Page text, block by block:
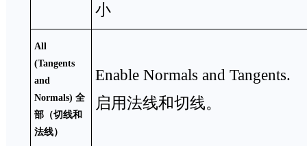
小
All
(Tangents
and
Normals) 全
部（切线和
法线）
Enable Normals and Tangents.
启用法线和切线。